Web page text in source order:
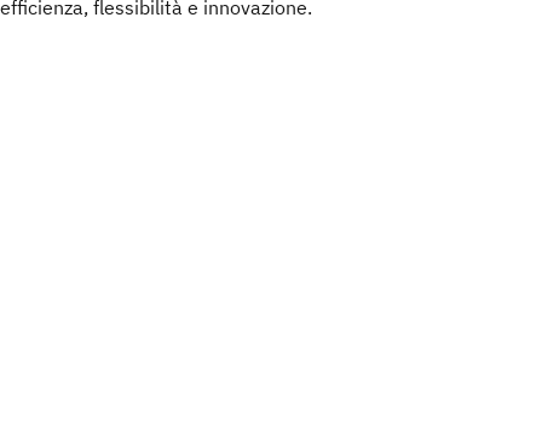
efficienza, flessibilità e innovazione.